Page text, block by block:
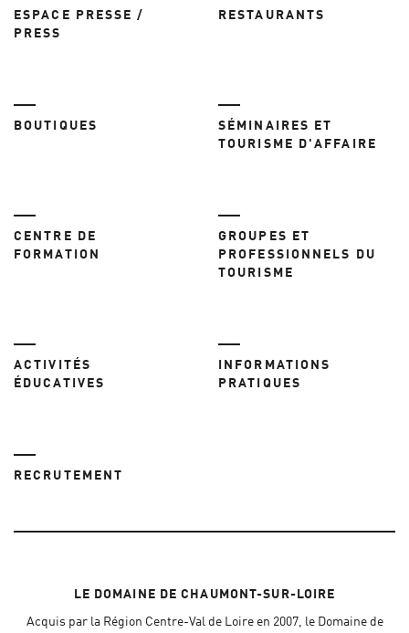
ESPACE PRESSE /
PRESS
RESTAURANTS
BOUTIQUES
SÉMINAIRES ET
TOURISME D'AFFAIRE
CENTRE DE
FORMATION
GROUPES ET
PROFESSIONNELS DU
TOURISME
ACTIVITÉS
ÉDUCATIVES
INFORMATIONS
PRATIQUES
RECRUTEMENT
LE DOMAINE DE CHAUMONT-SUR-LOIRE
Acquis par la Région Centre-Val de Loire en 2007, le Domaine de